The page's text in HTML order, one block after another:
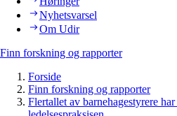
Nyhetsvarsel
Om Udir
Finn forskning og rapporter
Forside
Finn forskning og rapporter
Flertallet av barnehagestyrere